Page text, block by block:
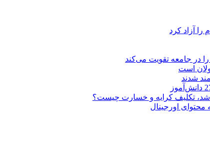
آزاد کرد
در جامعه تقویت می‌کند
است
تکلیف کرایه و خسارت چیست؟
محتوای اورجینال